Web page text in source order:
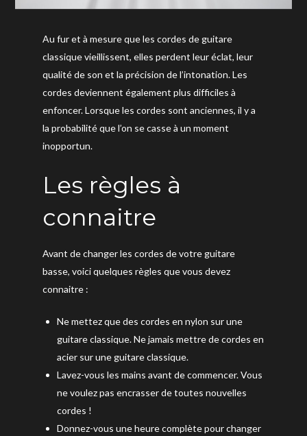
Au fur et à mesure que les cordes de guitare
classique vieillissent, elles perdent leur éclat, leur
qualité de son et la précision de l’intonation. Les
cordes deviennent également plus difficiles à
enfoncer. Lorsque les cordes sont anciennes, il y a
la probabilité que l’on se casse à un moment
inopportun.
Les règles à
connaitre
Avant de changer les cordes de votre guitare
basse, voici quelques règles que vous devez
connaitre :
Ne mettez que des cordes en nylon sur une
guitare classique. Ne jamais mettre de cordes en
acier sur une guitare classique.
Lavez-vous les mains avant de commencer. Vous
ne voulez pas encrasser de toutes nouvelles
cordes !
Donnez-vous une heure complète pour changer